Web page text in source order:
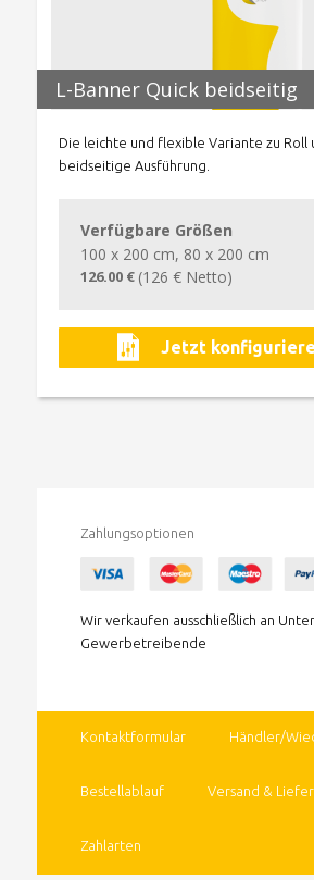
L-Banner Quick beidseitig
Die leichte und flexible Variante zu Roll
beidseitige Ausführung.
Verfügbare Größen
100 x 200 cm, 80 x 200 cm
126.00 € (126 € Netto)
Jetzt
Zahlungsoptionen
Wir verkaufen ausschließlich an
Gewerbetreibende
Kontaktformular Händler/
Bestellablauf Versand &
Zahlarten